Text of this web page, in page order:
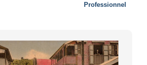
Professionnel